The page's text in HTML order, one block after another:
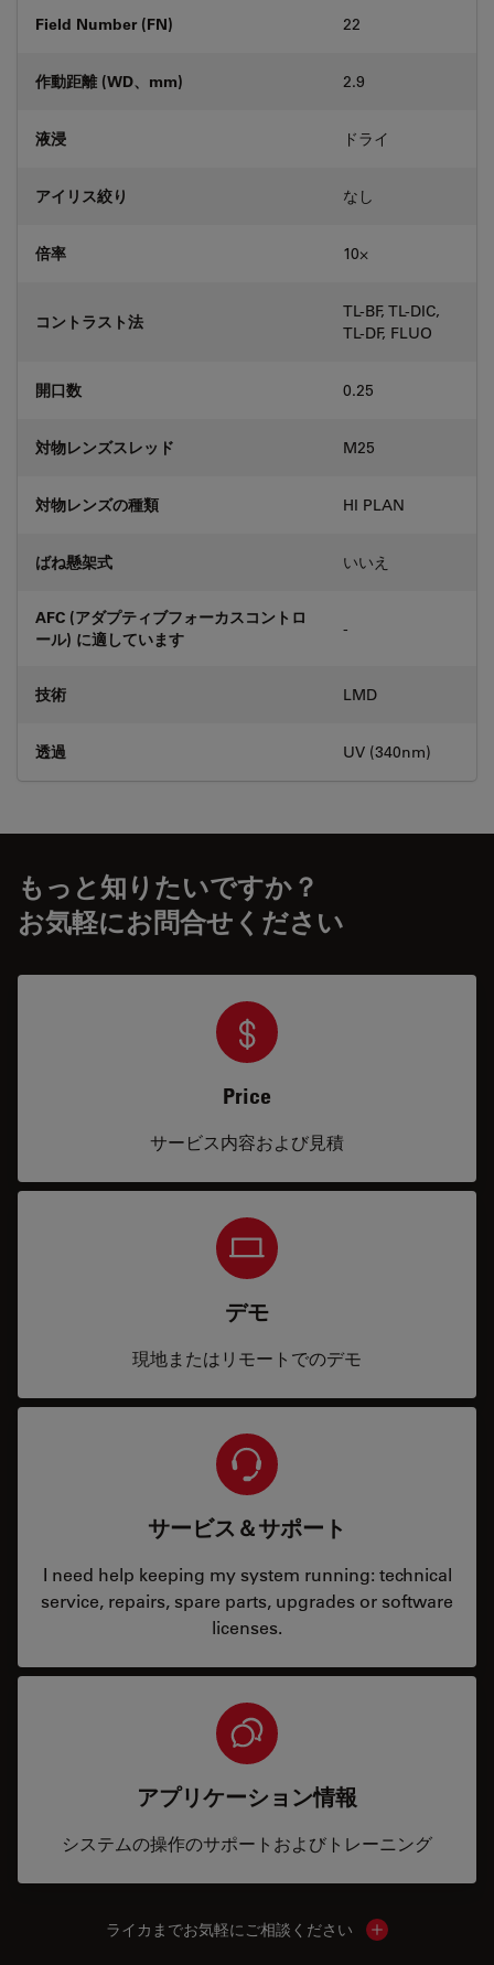
Field Number (FN) 22
作動距離 (WD、mm) 2.9
液浸 ドライ
アイリス絞り なし
倍率 10⨉
コントラスト法
TL-BF, TL-DIC,
TL-DF, FLUO
開口数 0.25
対物レンズスレッド M25
対物レンズの種類 HI PLAN
ばね懸架式 いいえ
AFC (アダプティブフォーカスコントロ
ール) に適しています
-
技術 LMD
透過 UV (340nm)
もっと知りたいですか？
お気軽にお問合せください
Price
サービス内容および見積
デモ
現地またはリモートでのデモ
サービス＆サポート
I need help keeping my system running: technical
service, repairs, spare parts, upgrades or software
licenses.
アプリケーション情報
システムの操作のサポートおよびトレーニング
ライカまでお気軽にご相談ください Show local